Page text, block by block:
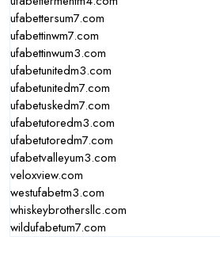
ufabettersum7.com
ufabettinwm7.com
ufabettinwum3.com
ufabetunitedm3.com
ufabetunitedm7.com
ufabetuskedm7.com
ufabetutoredm3.com
ufabetutoredm7.com
ufabetvalleyum3.com
veloxview.com
westufabetm3.com
whiskeybrothersllc.com
wildufabetum7.com